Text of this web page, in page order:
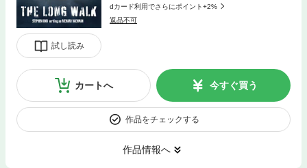
試し読み
dカード利用でさらにポイント+2%
返品不可
カートへ 今すぐ買う
作品をチェックする
作品情報へ